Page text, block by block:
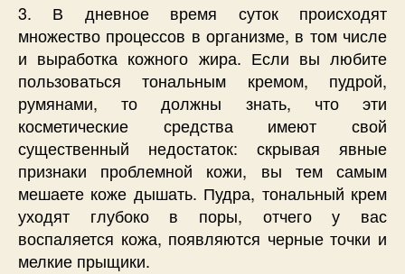
3. В дневное время суток происходят
множество процессов в организме, в том числе
и выработка кожного жира. Если вы любите
пользоваться тональным кремом, пудрой,
румянами, то должны знать, что эти
косметические средства имеют свой
существенный недостаток: скрывая явные
признаки проблемной кожи, вы тем самым
мешаете коже дышать. Пудра, тональный крем
уходят глубоко в поры, отчего у вас
воспаляется кожа, появляются черные точки и
мелкие прыщики.